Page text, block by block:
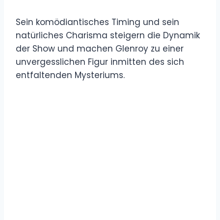
Sein komödiantisches Timing und sein
natürliches Charisma steigern die Dynamik
der Show und machen Glenroy zu einer
unvergesslichen Figur inmitten des sich
entfaltenden Mysteriums.